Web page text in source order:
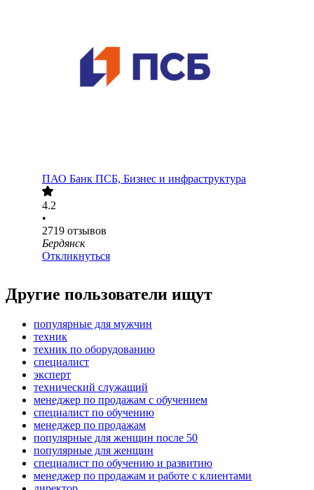
ПАО Банк ПСБ, Бизнес и инфраструктура
4.2
•
2719 отзывов
Бердянск
Откликнуться
Другие пользователи ищут
популярные для мужчин
техник
техник по оборудованию
специалист
эксперт
технический служащий
менеджер по продажам с обучением
специалист по обучению
менеджер по продажам
популярные для женщин после 50
популярные для женщин
специалист по обучению и развитию
менеджер по продажам и работе с клиентами